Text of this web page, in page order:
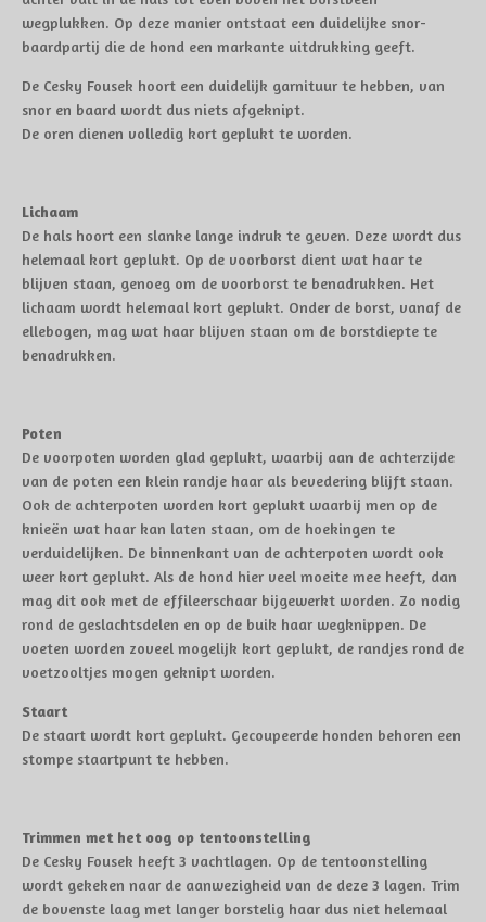
wegplukken. Op deze manier ontstaat een duidelijke snor-
baardpartij die de hond een markante uitdrukking geeft.
De Cesky Fousek hoort een duidelijk garnituur te hebben, van
snor en baard wordt dus niets afgeknipt.
De oren dienen volledig kort geplukt te worden.
Lichaam
De hals hoort een slanke lange indruk te geven. Deze wordt dus
helemaal kort geplukt. Op de voorborst dient wat haar te
blijven staan, genoeg om de voorborst te benadrukken. Het
lichaam wordt helemaal kort geplukt. Onder de borst, vanaf de
ellebogen, mag wat haar blijven staan om de borstdiepte te
benadrukken.
Poten
De voorpoten worden glad geplukt, waarbij aan de achterzijde
van de poten een klein randje haar als bevedering blijft staan.
Ook de achterpoten worden kort geplukt waarbij men op de
knieën wat haar kan laten staan, om de hoekingen te
verduidelijken. De binnenkant van de achterpoten wordt ook
weer kort geplukt. Als de hond hier veel moeite mee heeft, dan
mag dit ook met de effileerschaar bijgewerkt worden. Zo nodig
rond de geslachtsdelen en op de buik haar wegknippen. De
voeten worden zoveel mogelijk kort geplukt, de randjes rond de
voetzooltjes mogen geknipt worden.
Staart
De staart wordt kort geplukt. Gecoupeerde honden behoren een
stompe staartpunt te hebben.
Trimmen met het oog op tentoonstelling
De Cesky Fousek heeft 3 vachtlagen. Op de tentoonstelling
wordt gekeken naar de aanwezigheid van de deze 3 lagen. Trim
de bovenste laag met langer borstelig haar dus niet helemaal